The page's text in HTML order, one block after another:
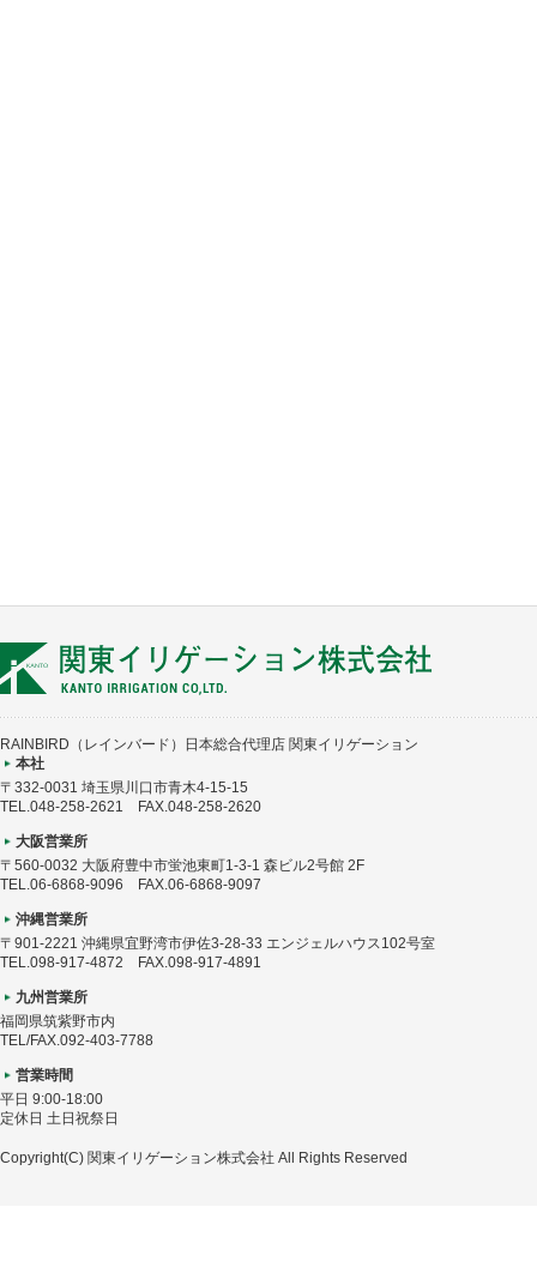
RAINBIRD（レインバード）日本総合代理店 関東イリゲーション
本社
〒332-0031 埼玉県川口市青木4-15-15
TEL.048-258-2621 FAX.048-258-2620
大阪営業所
〒560-0032 大阪府豊中市蛍池東町1-3-1 森ビル2号館 2F
TEL.06-6868-9096 FAX.06-6868-9097
沖縄営業所
〒901-2221 沖縄県宜野湾市伊佐3-28-33 エンジェルハウス102号室
TEL.098-917-4872 FAX.098-917-4891
九州営業所
福岡県筑紫野市内
TEL/FAX.092-403-7788
営業時間
平日 9:00-18:00
定休日 土日祝祭日
Copyright(C) 関東イリゲーション株式会社 All Rights Reserved